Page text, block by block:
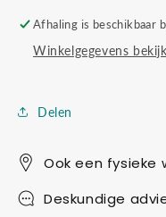
Afhaling is beschikbaar
Winkelgegevens
Delen
Ook een fysieke
Deskundige